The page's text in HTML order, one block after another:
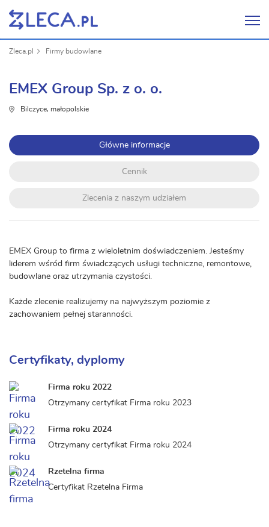
Zleca.pl Firmy budowlane
EMEX Group Sp. z o. o.
Bilczyce, małopolskie
Główne informacje
Cennik
Zlecenia z naszym udziałem
EMEX Group to firma z wieloletnim doświadczeniem. Jesteśmy
liderem wśród firm świadczących usługi techniczne, remontowe,
budowlane oraz utrzymania czystości.
Każde zlecenie realizujemy na najwyższym poziomie z
zachowaniem pełnej staranności.
Certyfikaty, dyplomy
Firma roku 2022
Otrzymany certyfikat Firma roku 2023
Firma roku 2024
Otrzymany certyfikat Firma roku 2024
Rzetelna firma
Certyfikat Rzetelna Firma